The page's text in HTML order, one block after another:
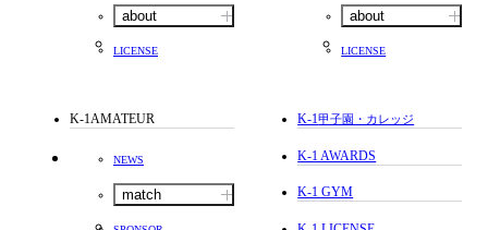
about
LICENSE
about
LICENSE
K-1AMATEUR
NEWS
match
K-1甲子園・カレッジ
K-1 AWARDS
K-1 GYM